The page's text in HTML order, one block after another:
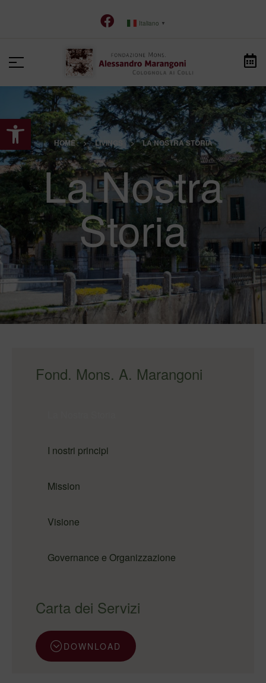
Apri la barra degli strumenti
Italiano ▼
HOME > LIVINGS > LA NOSTRA STORIA
La Nostra
Storia
Fond. Mons. A. Marangoni
I nostri principi
Mission
Visione
Governance e Organizzazione
Carta dei Servizi
DOWNLOAD